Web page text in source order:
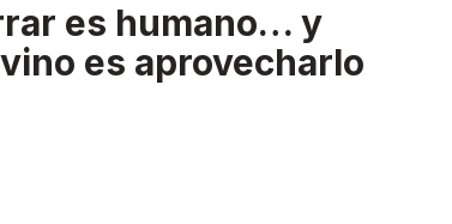
es humano… y
es aprovecharlo